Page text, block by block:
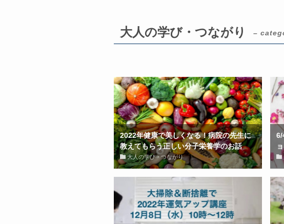
大人の学び・つながり –
2022年健康で美しくなる！病院の先生に
教えてもらう正しい分子栄養学のお話
大人の学び・つながり
6/